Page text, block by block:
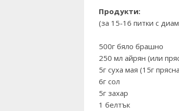
Продукти:
(за 15-16 питки с
500г бяло брашно
250 мл айрян (или
5г суха мая (15г
6г сол
5г захар
1 белтък